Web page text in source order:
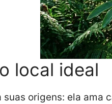
local ideal
suas origens: ela ama